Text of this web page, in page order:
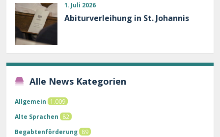
1. Juli 2026
Abiturverleihung in St. Johannis
Alle News Kategorien
Allgemein
1.009
Alte Sprachen
82
Begabtenförderung 89